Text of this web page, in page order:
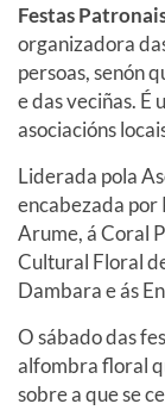
Festas
organizadora
persoas, senón
e das veciñas. É
asociacións
Liderada pola
encabezada por
Arume, á Coral
Cultural Floral
Dambara e ás
O sábado das
alfombra floral
sobre a que se